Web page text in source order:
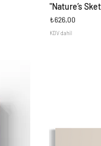
"Nature’s
Fiyat
₺626,00
KDV dahil